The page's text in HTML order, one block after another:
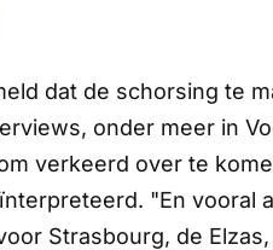
dat de schorsing te
onder meer in
verkeerd over te
"En vooral
Strasbourg, de